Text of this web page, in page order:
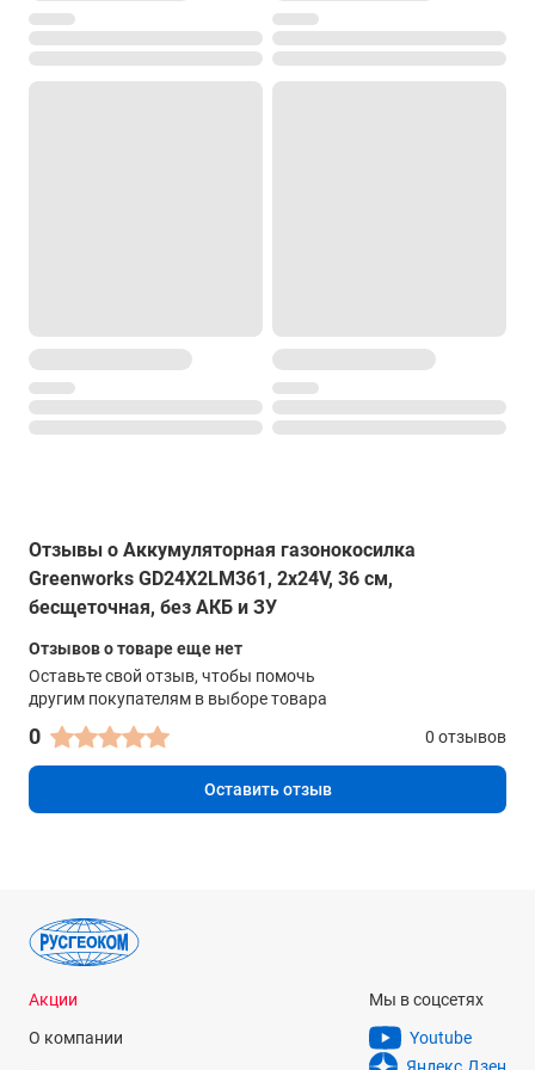
Отзывы о Аккумуляторная газонокосилка
Greenworks GD24X2LM361, 2х24V, 36 см,
бесщеточная, без АКБ и ЗУ
Отзывов о товаре еще нет
Оставьте свой отзыв, чтобы помочь
другим покупателям в выборе товара
0 0 отзывов
Оставить отзыв
Акции
О компании
Мы в соцсетях
Youtube